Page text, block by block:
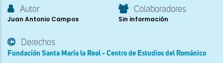
Autor
Juan Antonio Campos
Colaboradores
Sin información
Derechos
Fundación Santa María la Real - Centro de Estudios del Románico